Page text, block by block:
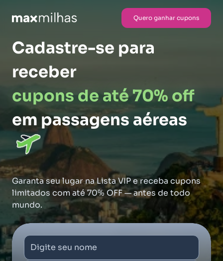
Quero ganhar cupons
Cadastre-se para
receber
cupons de até 70% off
em passagens aéreas
Garanta seu lugar na Lista VIP e receba cupons
limitados com até 70% OFF — antes de todo
mundo.
Digite seu nome